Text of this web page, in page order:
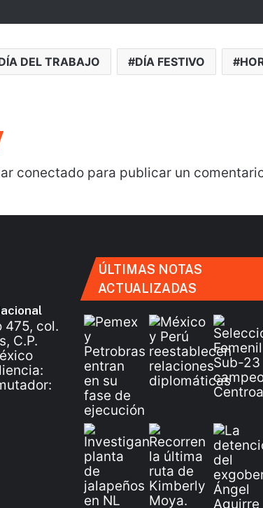
DEL TRABAJO DÍA FESTIVO
conectado para publicar un
475, col.
C.P.
ÚLTIMAS NOTAS
ACTUALIZADAS